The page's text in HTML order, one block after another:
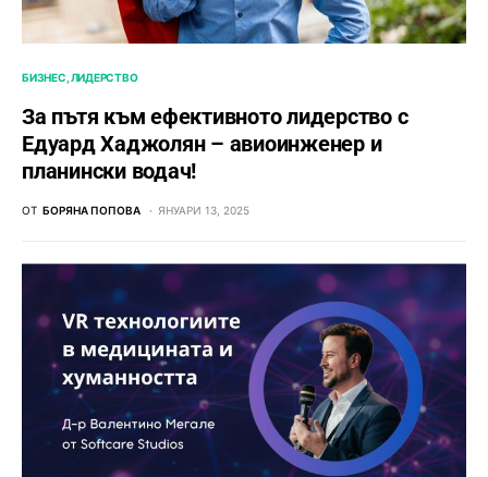
БИЗНЕС ЛИДЕРСТВО
За пътя към ефективното лидерство с
Едуард Хаджолян – авиоинженер и
планински водач!
ОТ БОРЯНА ПОПОВА ЯНУАРИ 13, 2025